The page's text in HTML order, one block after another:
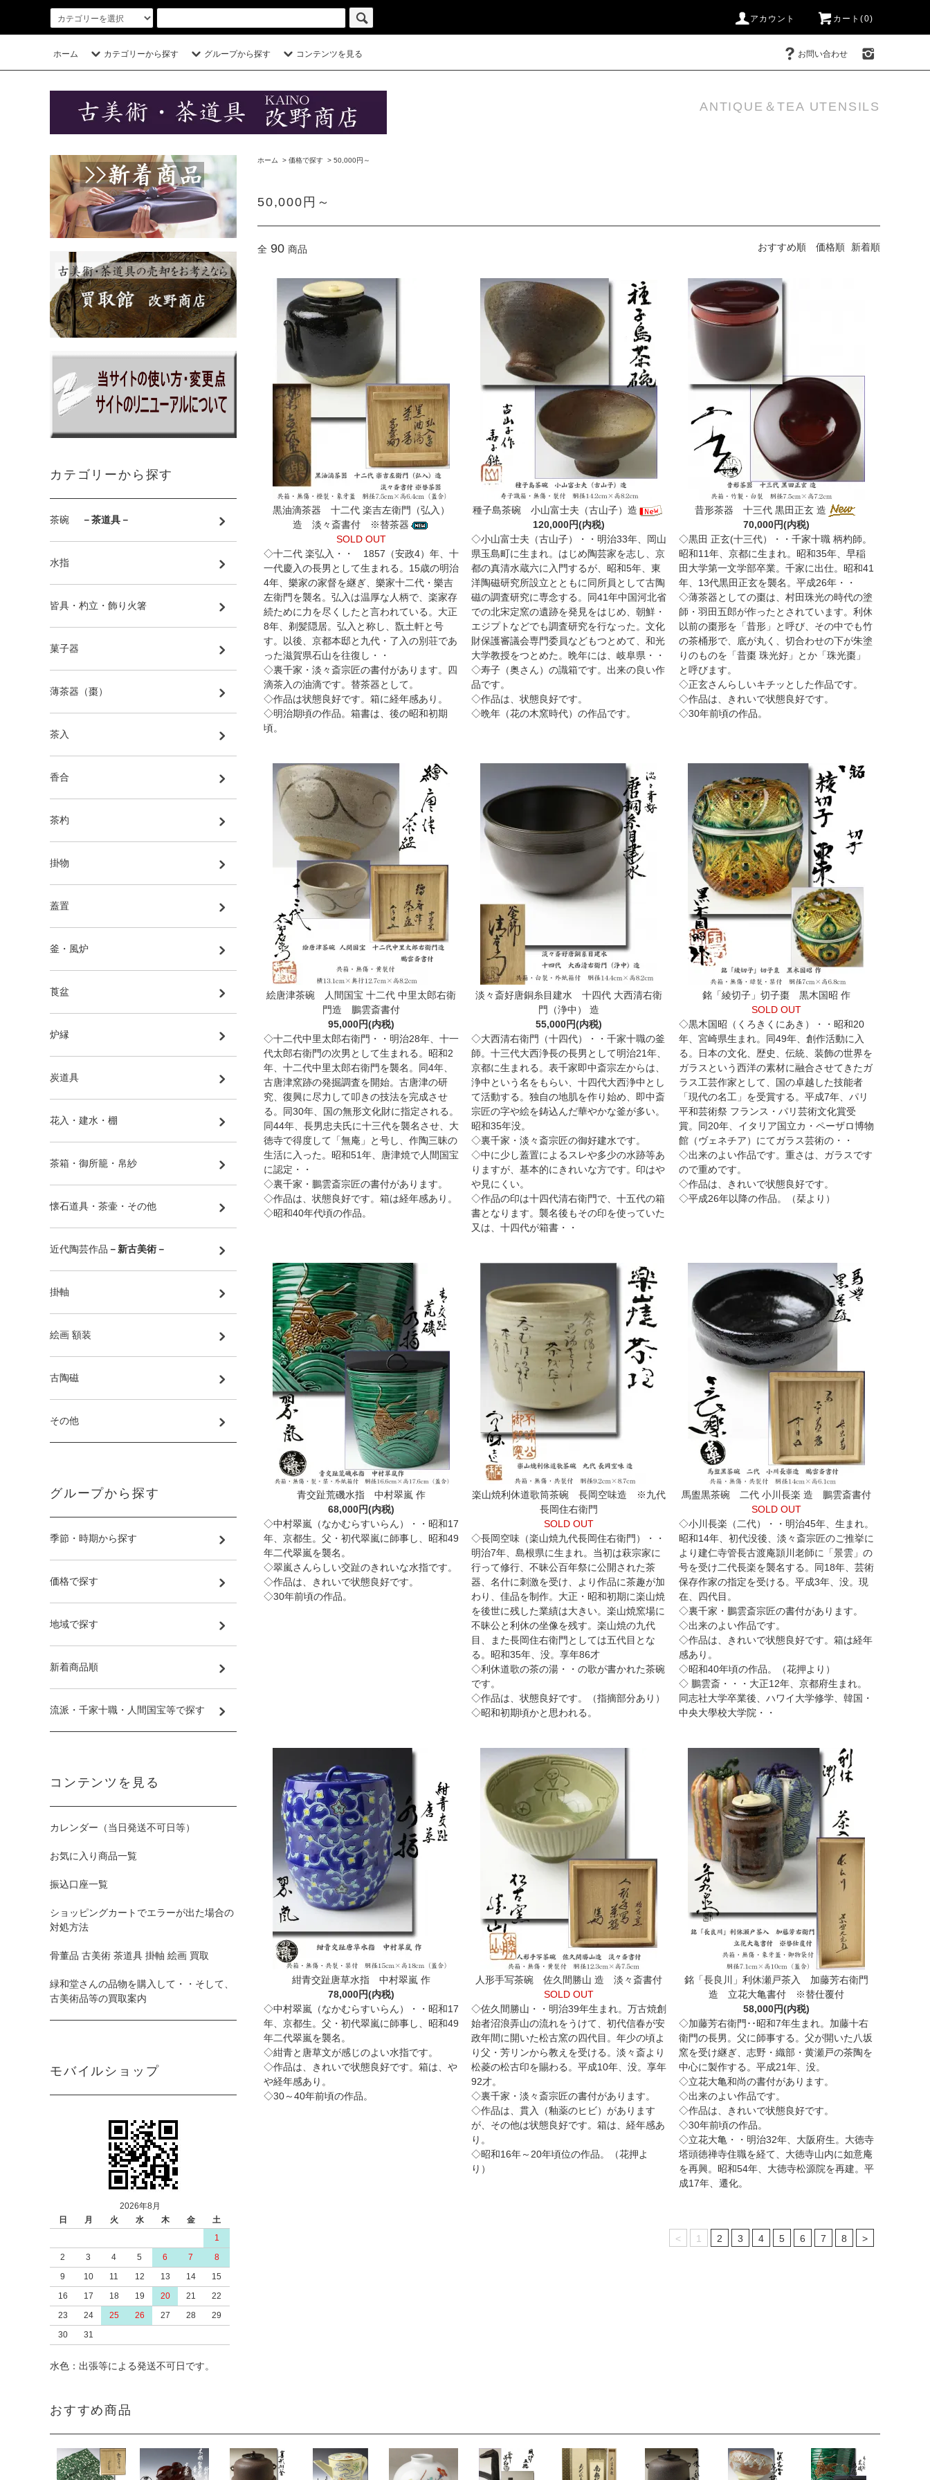
アカウント カート(0)
ホーム カテゴリーから探す グループから探す コンテンツを見る お問い合わせ
ANTIQUE＆TEA UTENSILS
ホーム > 価格で探す > 50,000円～
50,000円～
全 90 商品 おすすめ順 価格順 新着順
黒油滴茶器 十二代 楽吉左衛門（弘入）
造 淡々斎書付 ※替茶器
SOLD OUT
◇十二代 楽弘入・・ 1857（安政4）年、十
一代慶入の長男として生まれる。15歳の明治
4年、樂家の家督を継ぎ、樂家十二代・樂吉
左衛門を襲名。弘入は温厚な人柄で、楽家存
続ために力を尽くしたと言われている。大正
8年、剃髪隠居。弘入と称し、翫土軒と号
す。以後、京都本邸と九代・了入の別荘であ
った滋賀県石山を往復し・・
◇裏千家・淡々斎宗匠の書付があります。四
滴茶入の油滴です。替茶器として。
◇作品は状態良好です。箱に経年感あり。
◇明治期頃の作品。箱書は、後の昭和初期
頃。
種子島茶碗 小山富士夫（古山子）造
120,000円(内税)
◇小山富士夫（古山子）・・明治33年、岡山
県玉島町に生まれ。はじめ陶芸家を志し、京
都の真清水蔵六に入門するが、昭和5年、東
洋陶磁研究所設立とともに同所員として古陶
磁の調査研究に専念する。同41年中国河北省
での北宋定窯の遺跡を発見をはじめ、朝鮮・
エジプトなどでも調査研究を行なった。文化
財保護審議会専門委員などもつとめて、和光
大学教授をつとめた。晩年には、岐阜県・・
◇寿子（奥さん）の識箱です。出来の良い作
品です。
◇作品は、状態良好です。
◇晩年（花の木窯時代）の作品です。
昔形茶器 十三代 黒田正玄 造
70,000円(内税)
◇黒田 正玄(十三代）・・千家十職 柄杓師。
昭和11年、京都に生まれ。昭和35年、早稲
田大学第一文学部卒業。千家に出仕。昭和41
年、13代黒田正玄を襲名。平成26年・・
◇薄茶器としての棗は、村田珠光の時代の塗
師・羽田五郎が作ったとされています。利休
以前の棗形を「昔形」と呼び、その中でも竹
の茶桶形で、底が丸く、切合わせの下が朱塗
りのものを「昔棗 珠光好」とか「珠光棗」
と呼びます。
◇正玄さんらしいキチッとした作品です。
◇作品は、きれいで状態良好です。
◇30年前頃の作品。
絵唐津茶碗 人間国宝 十二代 中里太郎右衛
門造 鵬雲斎書付
95,000円(内税)
◇十二代中里太郎右衛門・・明治28年、十一
代太郎右衛門の次男として生まれる。昭和2
年、十二代中里太郎右衛門を襲名。同4年、
古唐津窯跡の発掘調査を開始。古唐津の研
究、復興に尽力して叩きの技法を完成させ
る。同30年、国の無形文化財に指定される。
同44年、長男忠夫氏に十三代を襲名させ、大
徳寺で得度して「無庵」と号し、作陶三昧の
生活に入った。昭和51年、唐津焼で人間国宝
に認定・・
◇裏千家・鵬雲斎宗匠の書付があります。
◇作品は、状態良好です。箱は経年感あり。
◇昭和40年代頃の作品。
淡々斎好唐銅糸目建水 十四代 大西清右衛
門（浄中） 造
55,000円(内税)
◇大西清右衛門（十四代）・・千家十職の釜
師。十三代大西浄長の長男として明治21年、
京都に生まれる。表千家即中斎宗左からは、
浄中という名をもらい、十四代大西浄中とし
て活動する。独自の地肌を作り始め、即中斎
宗匠の字や絵を鋳込んだ華やかな釜が多い。
昭和35年没。
◇裏千家・淡々斎宗匠の御好建水です。
◇中に少し蓋置によるスレや多少の水跡等あ
りますが、基本的にきれいな方です。印はや
や見にくい。
◇作品の印は十四代清右衛門で、十五代の箱
書となります。襲名後もその印を使っていた
又は、十四代が箱書・・
銘「綾切子」切子棗 黒木国昭 作
SOLD OUT
◇黒木国昭（くろきくにあき）・・昭和20
年、宮崎県生まれ。同49年、創作活動に入
る。日本の文化、歴史、伝統、装飾の世界を
ガラスという西洋の素材に融合させてきたガ
ラス工芸作家として、国の卓越した技能者
「現代の名工」を受賞する。平成7年、パリ
平和芸術祭 フランス・パリ芸術文化賞受
賞。同20年、イタリア国立カ・ペーザロ博物
館（ヴェネチア）にてガラス芸術の・・
◇出来のよい作品です。重さは、ガラスです
ので重めです。
◇作品は、きれいで状態良好です。
◇平成26年以降の作品。（栞より）
青交趾荒磯水指 中村翠嵐 作
68,000円(内税)
◇中村翠嵐（なかむらすいらん）・・昭和17
年、京都生。父・初代翠嵐に師事し、昭和49
年二代翠嵐を襲名。
◇翠嵐さんらしい交趾のきれいな水指です。
◇作品は、きれいで状態良好です。
◇30年前頃の作品。
楽山焼利休道歌筒茶碗 長岡空味造 ※九代
長岡住右衛門
SOLD OUT
◇長岡空味（楽山焼九代長岡住右衛門）・・
明治7年、島根県に生まれ。当初は萩宗家に
行って修行、不昧公百年祭に公開された茶
器、名什に刺激を受け、より作品に茶趣が加
わり、佳品を制作。大正・昭和初期に楽山焼
を後世に残した業績は大きい。楽山焼窯場に
不昧公と利休の坐像を残す。楽山焼の九代
目、また長岡住右衛門としては五代目とな
る。昭和35年、没。享年86才
◇利休道歌の茶の湯・・の歌が書かれた茶碗
です。
◇作品は、状態良好です。（指摘部分あり）
◇昭和初期頃かと思われる。
馬盥黒茶碗 二代 小川長楽 造 鵬雲斎書付
SOLD OUT
◇小川長楽（二代）・・明治45年、生まれ。
昭和14年、初代没後、淡々斎宗匠のご推挙に
より建仁寺管長古渡庵頴川老師に「景雲」の
号を受け二代長楽を襲名する。同18年、芸術
保存作家の指定を受ける。平成3年、没。現
在、四代目。
◇裏千家・鵬雲斎宗匠の書付があります。
◇出来のよい作品です。
◇作品は、きれいで状態良好です。箱は経年
感あり。
◇昭和40年頃の作品。（花押より）
◇ 鵬雲斎・・・大正12年、京都府生まれ。
同志社大学卒業後、ハワイ大学修学、韓国・
中央大學校大学院・・
紺青交趾唐草水指 中村翠嵐 作
78,000円(内税)
◇中村翠嵐（なかむらすいらん）・・昭和17
年、京都生。父・初代翠嵐に師事し、昭和49
年二代翠嵐を襲名。
◇紺青と唐草文が感じのよい水指です。
◇作品は、きれいで状態良好です。箱は、や
や経年感あり。
◇30～40年前頃の作品。
人形手写茶碗 佐久間勝山 造 淡々斎書付
SOLD OUT
◇佐久間勝山・・明治39年生まれ。万古焼創
始者沼浪弄山の流れをうけて、初代信春が安
政年間に開いた松古窯の四代目。年少の頃よ
り父・芳リンから教えを受ける。淡々斎より
松菱の松古印を賜わる。平成10年、没。享年
92才。
◇裏千家・淡々斎宗匠の書付があります。
◇作品は、貫入（釉薬のヒビ）があります
が、その他は状態良好です。箱は、経年感あ
り。
◇昭和16年～20年頃位の作品。（花押よ
り）
銘「長良川」利休瀬戸茶入 加藤芳右衛門
造 立花大亀書付 ※替仕覆付
58,000円(内税)
◇加藤芳右衛門･･昭和7年生まれ。加藤十右
衛門の長男。父に師事する。父が開いた八坂
窯を受け継ぎ、志野・織部・黄瀬戸の茶陶を
中心に製作する。平成21年、没。
◇立花大亀和尚の書付があります。
◇出来のよい作品です。
◇作品は、きれいで状態良好です。
◇30年前頃の作品。
◇立花大亀・・明治32年、大阪府生。大徳寺
塔頭徳禅寺住職を経て、大徳寺山内に如意庵
を再興。昭和54年、大徳寺松源院を再建。平
成17年、遷化。
< 1 2 3 4 5 6 7 8 >
カテゴリーから探す
茶碗 －茶道具－
水指
皆具・杓立・飾り火箸
菓子器
薄茶器（棗）
茶入
香合
茶杓
掛物
蓋置
釜・風炉
莨盆
炉縁
炭道具
花入・建水・棚
茶箱・御所籠・帛紗
懐石道具・茶壷・その他
近代陶芸作品 －新古美術－
掛軸
絵画 額装
古陶磁
その他
グループから探す
季節・時期から探す
価格で探す
地域で探す
新着商品順
流派・千家十職・人間国宝等で探す
コンテンツを見る
カレンダー（当日発送不可日等）
お気に入り商品一覧
振込口座一覧
ショッピングカートでエラーが出た場合の
対処方法
骨董品 古美術 茶道具 掛軸 絵画 買取
緑和堂さんの品物を購入して・・そして、
古美術品等の買取案内
モバイルショップ
2026年8月
日
月 火 水 木 金
土
1
2
3 4 5 6 7
8
9
10 11 12 13 14
15
16
17 18 19 20 21
22
23
24 25 26 27 28
29
30
31
水色：出張等による発送不可日です。
おすすめ商品